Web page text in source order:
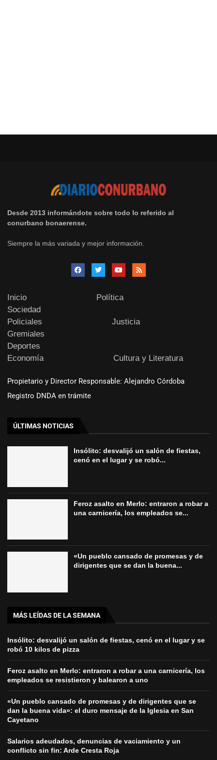
Desde 2013 informándote sobre todo lo referido al
conurbano bonaerense.
Siempre la más variada y mejor información.
Inicio
Política
Sociedad
Policiales
Justicia
Gremiales
Deportes
Economía
Cultura y Literatura
Propietario y Director Responsable: Alejandro Córdoba
Registro DNDA en trámite
ÚLTIMAS NOTICIAS
Insólito: desvalijó un salón de fiestas,
cenó en el lugar y se robó...
Feroz asalto en Merlo: entraron a robar a
una carnicería, los empleados se...
«Un pueblo cansado de promesas y de
dirigentes que se dan la buena...
MÁS LEÍDAS DE LA SEMANA
Insólito: desvalijó un salón de fiestas, cenó en el lugar y se
robó 10 kilos de pizza
Feroz asalto en Merlo: entraron a robar a una carnicería, los
empleados se resistieron y balearon a uno
«Un pueblo cansado de promesas y de dirigentes que se
dan la buena vida»: el duro mensaje de la Iglesia en San
Cayetano
Salarios adeudados, denuncias de vaciamiento y un
conflicto sin fin: Arde Cresta Roja